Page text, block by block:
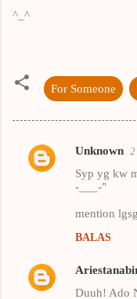
^_^
For Someone
K
t
a
Unknown
Syp yg kw
-___-"
mention
BALAS
Duuh! Ado